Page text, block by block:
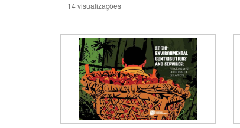
14 visualizações